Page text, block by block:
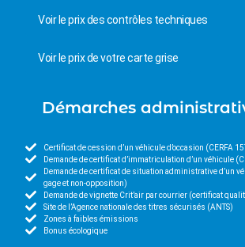
Voir le prix des contrôles techniques
Voir le prix de votre carte grise
Démarches
Certificat de cession d’un véhicule d’occasion (CERFA
Demande de certificat d’immatriculation d’un véhicule
Demande de certificat de situation administrative d’un
gage et non-opposition)
Demande de vignette Crit’air par courrier (certificat
Site de l’Agence nationale des titres sécurisés (ANTS)
Zones à faibles émissions
Bonus écologique